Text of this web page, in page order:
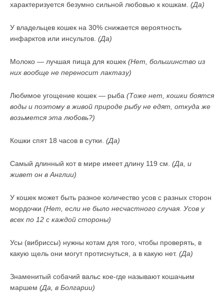
характеризуется безумно сильной любовью к кошкам. (Да)
У владельцев кошек на 30% снижается вероятность
инфарктов или инсультов. (Да)
Молоко — лучшая пища для кошек (Нет, большинство из
них вообще не переносит лактазу)
Любимое угощение кошек — рыба (Тоже нет, кошки боятся
воды и поэтому в живой природе рыбу не едят, откуда же
возьмется эта любовь?)
Кошки спят 18 часов в сутки. (Да)
Самый длинный кот в мире имеет длину 119 см. (Да, и
живет он в Англии)
У кошек может быть разное количество усов с разных сторон
мордочки (Нет, если не было несчастного случая. Усов у
всех по 12 с каждой стороны)
Усы (вибриссы) нужны котам для того, чтобы проверять, в
какую щель они могут протиснуться, а в какую нет. (Да)
Знаменитый собачий вальс кое-где называют кошачьим
маршем (Да, в Болгарии)